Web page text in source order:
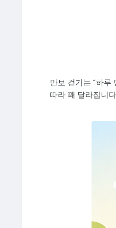
만보 걷기는 “하루
따라 꽤 달라집니